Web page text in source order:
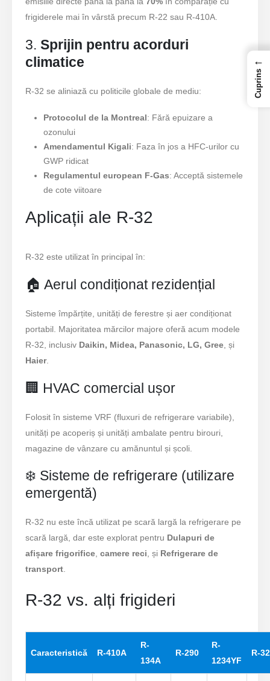
frigiderele mai în vârstă precum R-22 sau R-410A.
3.Sprijin pentru acorduri
climatice
R-32 se aliniază cu politicile globale de mediu:
Protocolul de la Montreal: Fără epuizare a
ozonului
Amendamentul Kigali: Faza în jos a HFC-urilor cu
GWP ridicat
Regulamentul european F-Gas: Acceptă sistemele
de cote viitoare
Aplicații ale R-32
R-32 este utilizat în principal în:
🏠 Aerul condiționat rezidențial
Sisteme împărțite, unități de ferestre și aer condiționat
portabil. Majoritatea mărcilor majore oferă acum modele
R-32, inclusiv Daikin, Midea, Panasonic, LG, Gree , și
Haier.
🏢 HVAC comercial ușor
Folosit în sisteme VRF (fluxuri de refrigerare variabile),
unități pe acoperiș și unități ambalate pentru birouri,
magazine de vânzare cu amănuntul și școli.
❄️ Sisteme de refrigerare (utilizare
emergentă)
R-32 nu este încă utilizat pe scară largă la refrigerare pe
scară largă, dar este explorat pentru Dulapuri de
afișare frigorifice ,camere reci , și Refrigerare de
transport
R-32 vs. alți frigideri
Caracteristică R-410A
R-
134A
R-290
R-
1234YF
R-32
←
Cuprins